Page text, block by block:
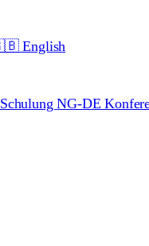
English
SchulungNG-DE